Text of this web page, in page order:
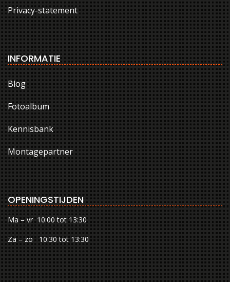
Privacy-statement
INFORMATIE
Blog
Fotoalbum
Kennisbank
Montagepartner
OPENINGSTIJDEN
Ma – vr 10:00 tot 13:30
Za – zo 10:30 tot 13:30